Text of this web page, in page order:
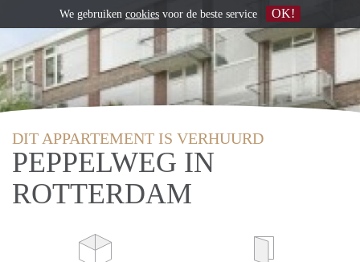
DIT APPARTEMENT IS VERHUURD
PEPPELWEG IN
ROTTERDAM
We gebruiken cookies voor de beste service OK!